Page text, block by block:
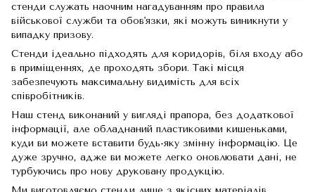
стенди служать наочним нагадуванням про правила
військової служби та обов'язки, які можуть виникнути у
випадку призову.
Стенди ідеально підходять для коридорів, біля входу або
в приміщеннях, де проходять збори. Такі місця
забезпечують максимальну видимість для всіх
співробітників.
Наш стенд виконаний у вигляді прапора, без додаткової
інформації, але обладнаний пластиковими кишеньками,
куди ви можете вставити будь-яку змінну інформацію. Це
дуже зручно, адже ви можете легко оновлювати дані, не
турбуючись про нову друковану продукцію.